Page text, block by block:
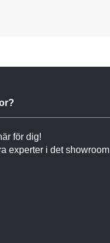
för dig!
experter i det showroom